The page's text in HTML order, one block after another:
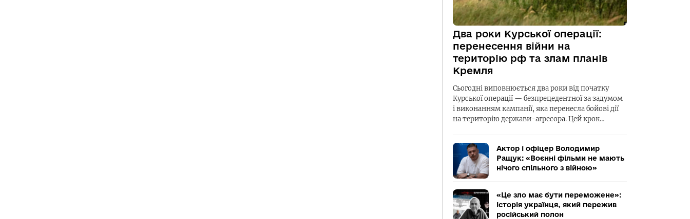
Два роки Курської операції:
перенесення війни на
територію рф та злам планів
Кремля
Сьогодні виповнюється два роки від початку
Курської операції — безпрецедентної за задумом
і виконанням кампанії, яка перенесла бойові дії
на територію держави-агресора. Цей крок…
Актор і офіцер Володимир
Ращук: «Воєнні фільми не мають
нічого спільного з війною»
«Це зло має бути переможене»:
історія українця, який пережив
російський полон